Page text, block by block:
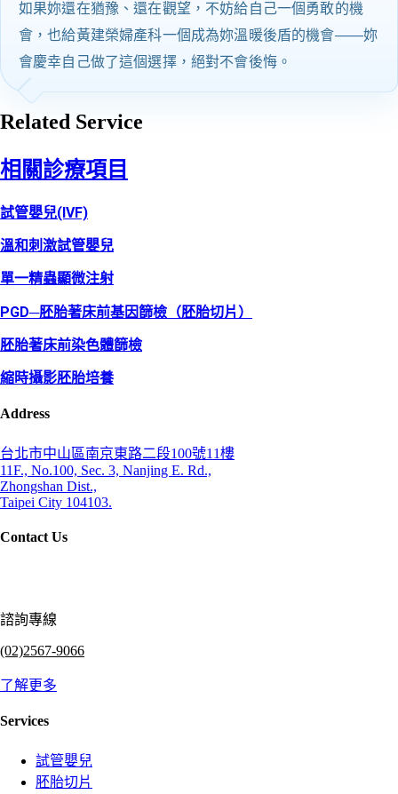
如果妳還在猶豫、還在觀望，不妨給自己一個勇敢的機
會，也給黃建榮婦產科一個成為妳溫暖後盾的機會——妳
會慶幸自己做了這個選擇，絕對不會後悔。
Related Service
相關診療項目
試管嬰兒(IVF)
溫和刺激試管嬰兒
單一精蟲顯微注射
PGD─胚胎著床前基因篩檢（胚胎切片）
胚胎著床前染色體篩檢
縮時攝影胚胎培養
Address
台北市中山區南京東路二段100號11樓
11F., No.100, Sec. 3, Nanjing E. Rd.,
Zhongshan Dist.,
Taipei City 104103.
Contact Us
諮詢專線
(02)2567-9066
了解更多
Services
試管嬰兒
胚胎切片